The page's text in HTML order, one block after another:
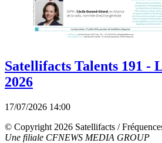
Satellifacts Talents 191 -
2026
17/07/2026 14:00
© Copyright 2026 Satellifacts /
Une filiale CFNEWS MEDIA GROUP